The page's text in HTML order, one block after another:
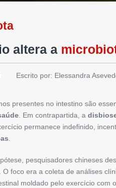
altera a
Escrito por: Elessandra
presentes no intestino são
. Em contrapartida, a
permanece indefinido,
.
pesquisadores chineses
O foco era a coleta de análises
moldado pelo exercício com o